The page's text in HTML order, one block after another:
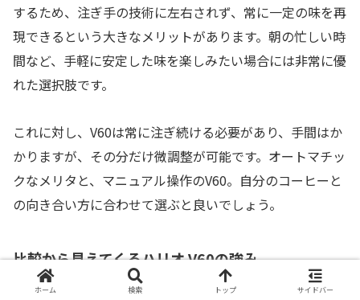
するため、注ぎ手の技術に左右されず、常に一定の味を再
現できるという大きなメリットがあります。朝の忙しい時
間など、手軽に安定した味を楽しみたい場合には非常に優
れた選択肢です。
これに対し、V60は常に注ぎ続ける必要があり、手間はか
かりますが、その分だけ微調整が可能です。オートマチッ
クなメリタと、マニュアル操作のV60。自分のコーヒーと
の向き合い方に合わせて選ぶと良いでしょう。
比較から見えてくるハリオ V60の強み
ホーム 検索 トップ サイドバー